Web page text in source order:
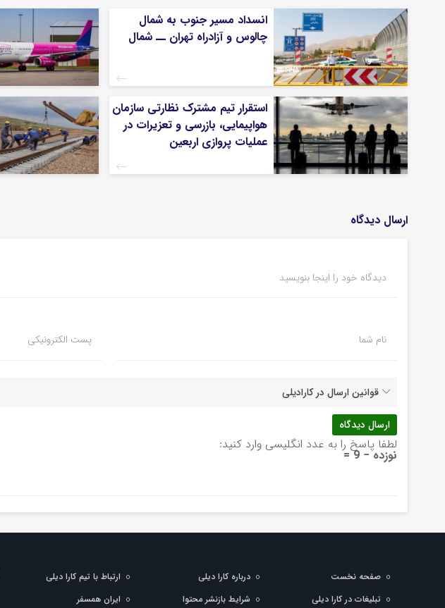
انسداد مسیر جنوب به شمال
چالوس و آزادراه تهران ــ شمال
استقرار تیم مشترک نظارتی سازمان
هواپیمایی، بازرسی و تعزیرات در
عملیات پروازی اربعین
ارسال دیدگاه
دیدگاه خود را اینجا بنویسید
نام شما پست الکترونیکی
قوانین ارسال در کارادیلی
لطفا پاسخ را به عدد انگلیسی وارد کنید:
نوزده − 9 =
صفحه نخست درباره کارا دیلی ارتباط با تیم کارا دیلی
تبلیغات در کارا دیلی
شرایط بازنشر محتوا ایران همسفر